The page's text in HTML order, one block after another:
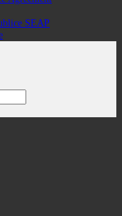
SEAP